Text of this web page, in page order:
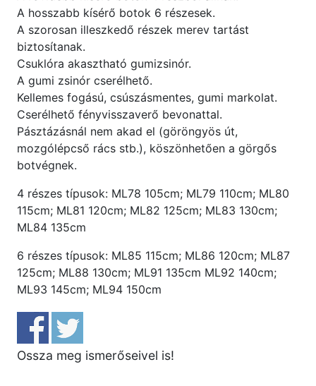
A hosszabb kísérő botok 6 részesek.
A szorosan illeszkedő részek merev tartást
biztosítanak.
Csuklóra akasztható gumizsinór.
A gumi zsinór cserélhető.
Kellemes fogású, csúszásmentes, gumi markolat.
Cserélhető fényvisszaverő bevonattal.
Pásztázásnál nem akad el (göröngyös út,
mozgólépcső rács stb.), köszönhetően a görgős
botvégnek.
4 részes típusok: ML78 105cm; ML79 110cm; ML80
115cm; ML81 120cm; ML82 125cm; ML83 130cm;
ML84 135cm
6 részes típusok: ML85 115cm; ML86 120cm; ML87
125cm; ML88 130cm; ML91 135cm ML92 140cm;
ML93 145cm; ML94 150cm
Ossza meg ismerőseivel is!